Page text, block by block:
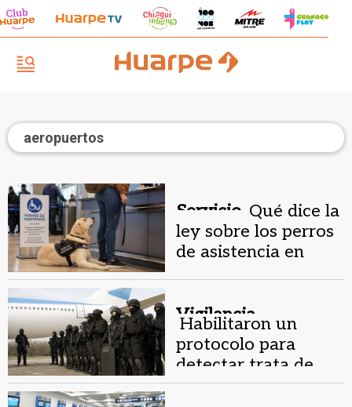
aeropuertos
Servicio. Qué dice la
ley sobre los perros
de asistencia en
Vigilancia.
Habilitaron un
protocolo para
detectar trata de
personas en los